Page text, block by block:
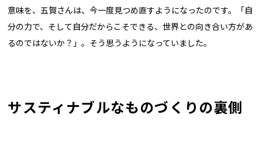
意味を、五賀さんは、今一度見つめ直すようになったのです。「自
分の力で、そして自分だからこそできる、世界との向き合い方があ
るのではないか？」。そう思うようになっていました。
サスティナブルなものづくりの裏側